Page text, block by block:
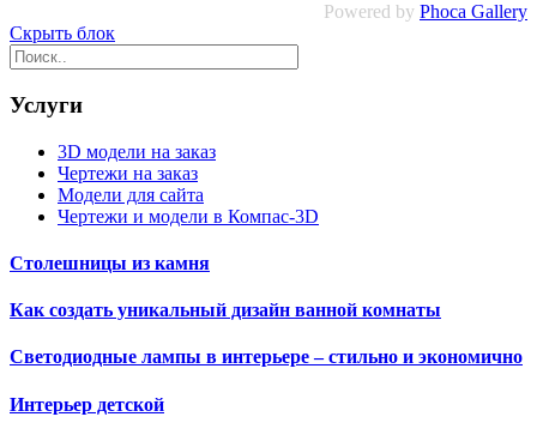
Powered by Phoca Gallery
Скрыть блок
Услуги
3D модели на заказ
Чертежи на заказ
Модели для сайта
Чертежи и модели в Компас-3D
Столешницы из камня
Как создать уникальный дизайн ванной комнаты
Светодиодные лампы в интерьере – стильно и экономично
Интерьер детской